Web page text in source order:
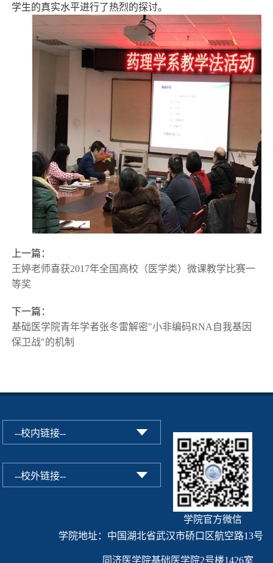
学生的真实水平进行了热烈的探讨。
上一篇：
王婷老师喜获2017年全国高校（医学类）微课教学比赛一
等奖
下一篇：
基础医学院青年学者张冬雷解密"小非编码RNA自我基因
保卫战"的机制
学院官方微信
学院地址：中国湖北省武汉市硚口区航空路13号
同济医学院基础医学院2号楼1426室